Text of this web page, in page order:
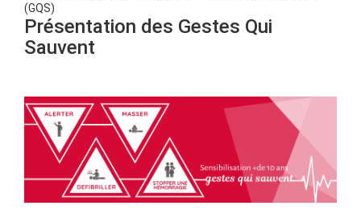
(GQS)
Présentation des Gestes Qui
Sauvent